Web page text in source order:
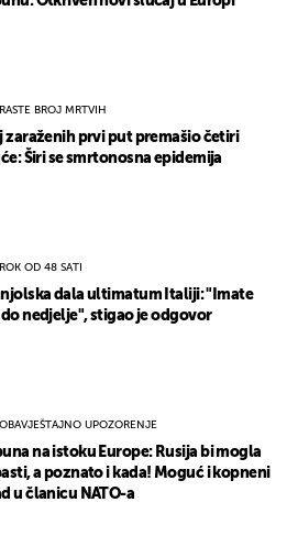
RASTE BROJ MRTVIH
zaraženih prvi put premašio četiri
Širi se smrtonosna epidemija
ROK OD 48 SATI
dala ultimatum Italiji: "Imate
nedjelje", stigao je odgovor
OBAVJEŠTAJNO UPOZORENJE
na istoku Europe: Rusija bi mogla
a poznato i kada! Moguć i kopneni
u članicu NATO-a
NOTIFIKACIJE